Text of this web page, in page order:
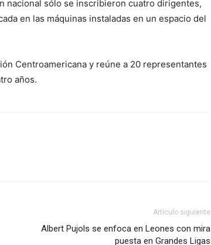
nacional sólo se inscribieron cuatro dirigentes,
en las máquinas instaladas en un espacio del
Centroamericana y reúne a 20 representantes
años.
Artículo siguiente
Albert Pujols se enfoca en Leones con mira
puesta en Grandes Ligas